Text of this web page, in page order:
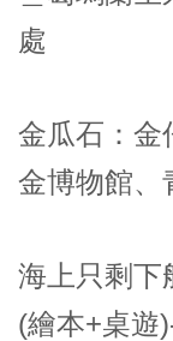
處
金瓜石：金
金博物館、
海上只剩下
(繪本+桌遊